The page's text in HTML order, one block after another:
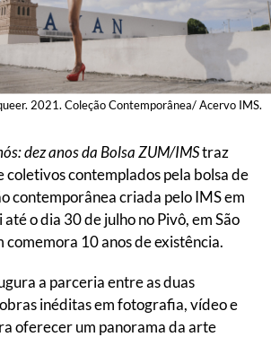
2021. Coleção Contemporânea/ Acervo IMS.
dez anos da Bolsa ZUM/IMStraz
coletivos contemplados pela bolsa de
contemporânea criada pelo IMS em
o dia 30 de julho no Pivô, em São
comemora 10 anos de existência.
a parceria entre as duas
inéditas em fotografia, vídeo e
oferecer um panorama da arte